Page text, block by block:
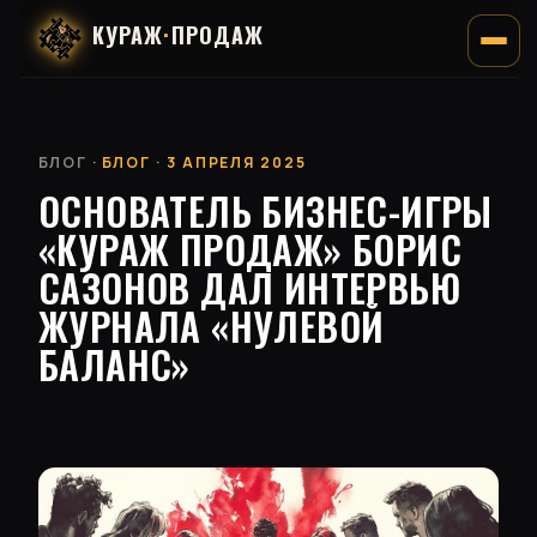
КУРАЖ·ПРОДАЖ
БЛОГ · БЛОГ · 3 АПРЕЛЯ 2025
ОСНОВАТЕЛЬ БИЗНЕС-ИГРЫ
«КУРАЖ ПРОДАЖ» БОРИС
САЗОНОВ ДАЛ ИНТЕРВЬЮ
ЖУРНАЛА «НУЛЕВОЙ
БАЛАНС»